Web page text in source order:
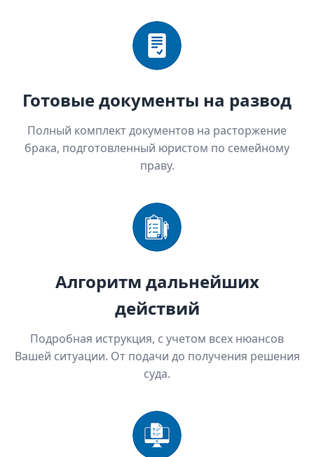
Готовые документы на развод
Полный комплект документов на расторжение
брака, подготовленный юристом по семейному
праву.
Алгоритм дальнейших
действий
Подробная иструкция, с учетом всех нюансов
Вашей ситуации. От подачи до получения решения
суда.